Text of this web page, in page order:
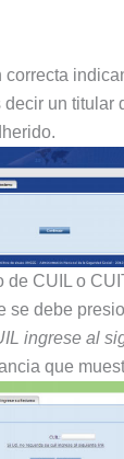
un titular
de CUIL o
se debe
ingrese al
que